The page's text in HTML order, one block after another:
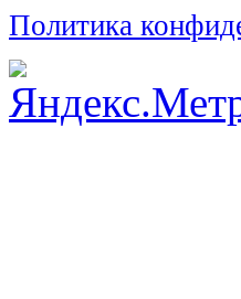
Политика